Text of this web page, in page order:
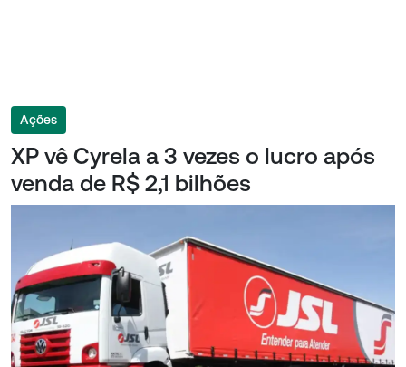
Ações
XP vê Cyrela a 3 vezes o lucro após
venda de R$ 2,1 bilhões